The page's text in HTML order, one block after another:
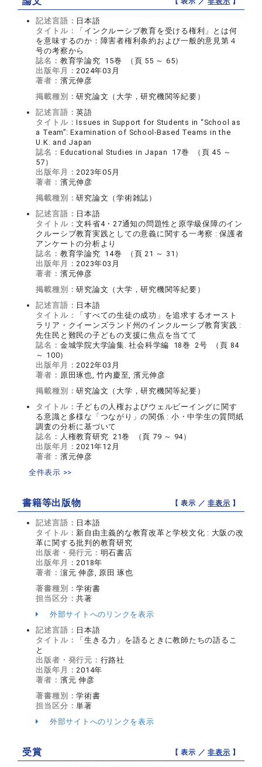
記述言語： 日本語
タイトル：
「インクルーシブ教育を受ける権利」とは何
を意味するのか：障害者権利条約および一般的意見第４
号の考察から
誌名： 教育学論究 15巻 （頁 55 ～ 65）
出版年月：2024年03月
著者： 濱元伸彦
掲載種別：研究論文（大学，研究機関等紀要）
記述言語：英語
タイトル：Issues in Support for Students in “School as
a Team”: Examination of School-Based Teams in the
U.K. and Japan
誌名： Educational Studies in Japan 17巻 （頁 45 ～
57）
出版年月：2023年05月
著者： 濱元伸彦
掲載種別：研究論文（学術雑誌）
記述言語： 日本語
タイトル：文科省4・27通知の問題性と原学級保障のイン
クルーシブ教育実践としての意義に関する一考察 : 保護者
アンケートの分析より
誌名： 教育学論究 14巻 （頁 21 ～ 31）
出版年月：2023年03月
著者： 濱元伸彦
掲載種別：研究論文（大学，研究機関等紀要）
記述言語： 日本語
タイトル：
「すべての生徒の成功」を追求するオースト
ラリア・クイーンズランド州のインクルーシブ教育実践 :
先住民と難民の子どもの支援に焦点を当てて
誌名： 金城学院大学論集. 社会科学編 18巻 2号 （頁 84
～ 100）
出版年月：2022年03月
著者： 原田琢也, 竹内慶至, 濱元伸彦
掲載種別：研究論文（大学，研究機関等紀要）
タイトル：子どもの人権およびウェルビーイングに関す
る意識と多様な「つながり」の関係 : 小・中学生の質問紙
調査の分析に基づいて
誌名： 人権教育研究 21巻 （頁 79 ～ 94）
出版年月：2021年12月
著者： 濱元伸彦
全件表示 >>
書籍等出版物 【 表示 ／非表示 】
記述言語： 日本語
タイトル： 新自由主義的な教育改革と学校文化 : 大阪の改
革に関する批判的教育研究
出版者・発行元： 明石書店
出版年月：2018年
著者： 濵元 伸彦, 原田 琢也
著書種別：学術書
担当区分：共著
外部サイトへのリンクを表示
記述言語： 日本語
タイトル：
「生きる力」を語るときに教師たちの語るこ
と
出版者・発行元： 行路社
出版年月：2014年
著者： 濱元 伸彦
著書種別：学術書
担当区分：単著
外部サイトへのリンクを表示
受賞 【 表示 ／非表示 】